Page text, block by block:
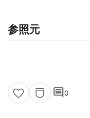
参照元
comment0